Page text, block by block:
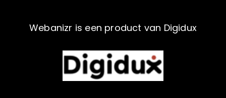
Webanizr is een product van Digidux